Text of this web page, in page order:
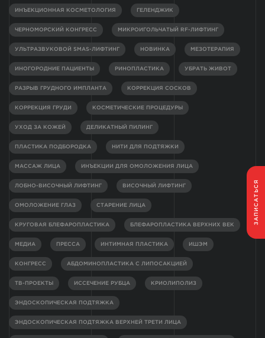
ЗАПИСАТЬСЯ
ИНЪЕКЦИОННАЯ КОСМЕТОЛОГИЯ ГЕЛЕНДЖИК
ЧЕРНОМОРСКИЙ КОНГРЕСС МИКРОИГОЛЬЧАТЫЙ RF-ЛИФТИНГ
УЛЬТРАЗВУКОВОЙ SMAS-ЛИФТИНГ НОВИНКА МЕЗОТЕРАПИЯ
ИНОГОРОДНИЕ ПАЦИЕНТЫ РИНОПЛАСТИКА УБРАТЬ ЖИВОТ
РАЗРЫВ ГРУДНОГО ИМПЛАНТА КОРРЕКЦИЯ СОСКОВ
КОРРЕКЦИЯ ГРУДИ КОСМЕТИЧЕСКИЕ ПРОЦЕДУРЫ
УХОД ЗА КОЖЕЙ ДЕЛИКАТНЫЙ ПИЛИНГ
ПЛАСТИКА ПОДБОРОДКА НИТИ ДЛЯ ПОДТЯЖКИ
МАССАЖ ЛИЦА ИНЪЕКЦИИ ДЛЯ ОМОЛОЖЕНИЯ ЛИЦА
ЛОБНО-ВИСОЧНЫЙ ЛИФТИНГ ВИСОЧНЫЙ ЛИФТИНГ
ОМОЛОЖЕНИЕ ГЛАЗ СТАРЕНИЕ ЛИЦА
КРУГОВАЯ БЛЕФАРОПЛАСТИКА БЛЕФАРОПЛАСТИКА ВЕРХНИХ ВЕК
МЕДИА ПРЕССА ИНТИМНАЯ ПЛАСТИКА ИШЭМ
КОНГРЕСС АБДОМИНОПЛАСТИКА С ЛИПОСАКЦИЕЙ
ТВ-ПРОЕКТЫ ИССЕЧЕНИЕ РУБЦА КРИОЛИПОЛИЗ
ЭНДОСКОПИЧЕСКАЯ ПОДТЯЖКА
ЭНДОСКОПИЧЕСКАЯ ПОДТЯЖКА ВЕРХНЕЙ ТРЕТИ ЛИЦА